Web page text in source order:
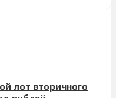
лот вторичного